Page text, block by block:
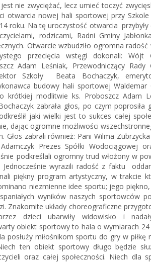
nie zwyciężać, lecz umieć toczyć
otwarcia nowej hali sportowej przy
roku. Na tę uroczystość otwarcia przybyły
rodzicami, Radni Gminy
Otwarcie wzbudziło ogromna radość
przecięcia wstęgi dokonali: Wójt
Adam Leśniak, Przewodniczący Rady
Szkoły Beata Bochaczyk,
budowy hali sportowej Waldemar
krótkiej modlitwie ks. Proboszcz Adam
zabrała głos, po czym poprosiła
jaki wielki jest to sukces całej
dając ogromne możliwości
Głos zabrali również: Pani Wilma
Adamczyk Prezes Spółki Wodociągowej
podkreślali ogromny trud włożony w
Jednocześnie wyrazili radość z faktu
piękny program artystyczny, w trakcie
niezmienne idee sportu; jego
wyników naszych sportowców
Znakomite układy choreograficzne
dzieci ubarwiły widowisko i
obiekt sportowy to hala o wymiarach
posłuży miłośnikom sportu do gry w piłkę
ten obiekt sportowy długo będzie
oraz całej społeczności. Niech dla